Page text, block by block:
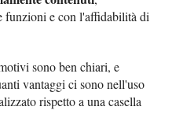
funzioni e con l'affidabilità di
sono ben chiari, e
vantaggi ci sono nell'uso
rispetto a una casella